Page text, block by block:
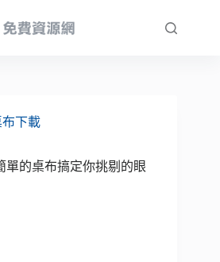
布下載
單的桌布搞定你挑剔的眼